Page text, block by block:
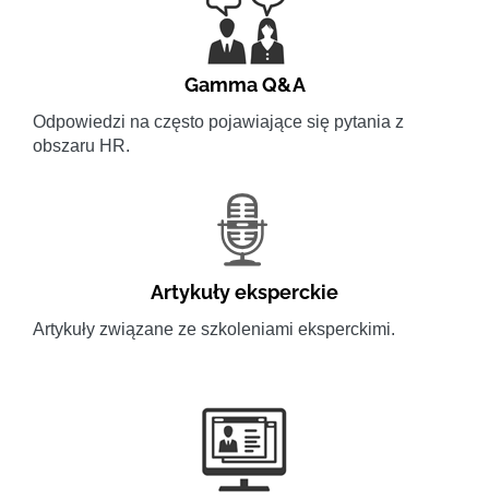
Gamma Q&A
Odpowiedzi na często pojawiające się pytania z
obszaru HR.
Artykuły eksperckie
Artykuły związane ze szkoleniami eksperckimi.